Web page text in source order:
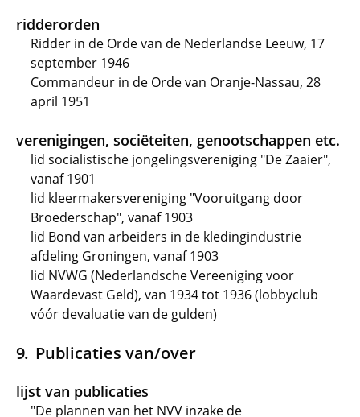
ridderorden
Ridder in de Orde van de Nederlandse Leeuw, 17
september 1946
Commandeur in de Orde van Oranje-Nassau, 28
april 1951
verenigingen, sociëteiten, genootschappen etc.
lid socialistische jongelingsvereniging "De Zaaier",
vanaf 1901
lid kleermakersvereniging "Vooruitgang door
Broederschap", vanaf 1903
lid Bond van arbeiders in de kledingindustrie
afdeling Groningen, vanaf 1903
lid NVWG (Nederlandsche Vereeniging voor
Waardevast Geld), van 1934 tot 1936 (lobbyclub
vóór devaluatie van de gulden)
Publicaties van/over
lijst van publicaties
"De plannen van het NVV inzake de